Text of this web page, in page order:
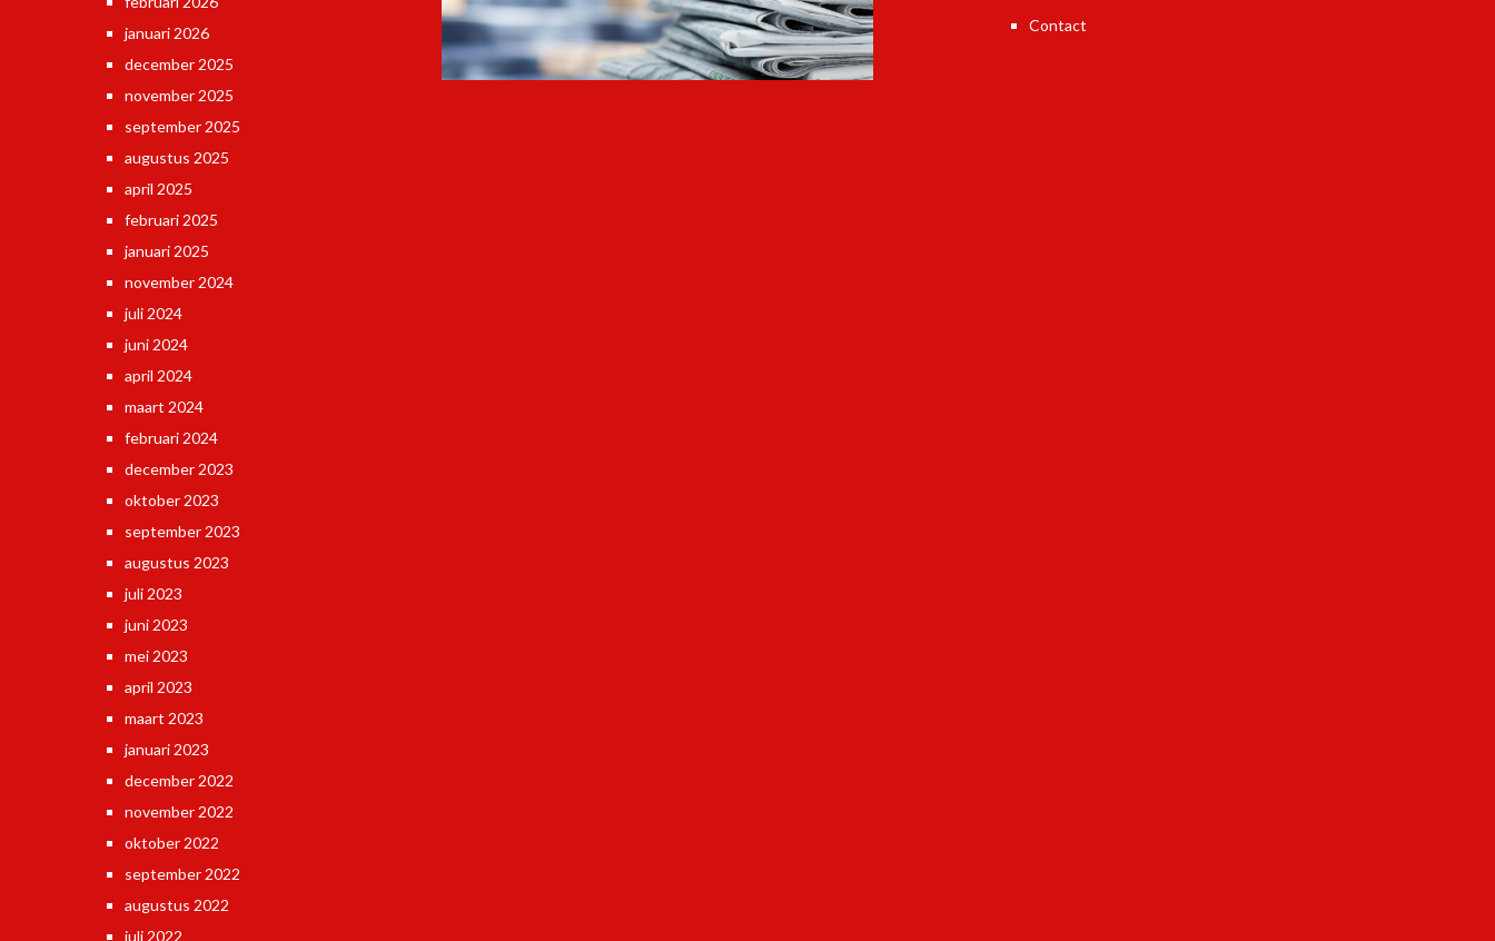
januari 2026
december 2025
november 2025
september 2025
augustus 2025
april 2025
februari 2025
januari 2025
november 2024
juli 2024
juni 2024
april 2024
maart 2024
februari 2024
december 2023
oktober 2023
september 2023
augustus 2023
juli 2023
juni 2023
mei 2023
april 2023
maart 2023
januari 2023
december 2022
november 2022
oktober 2022
september 2022
augustus 2022
juli 2022
Contact